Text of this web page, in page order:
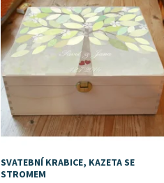
SVATEBNÍ KRABICE, KAZETA SE
STROMEM